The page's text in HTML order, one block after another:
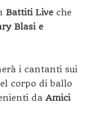
Battiti Live che
Blasi e
i cantanti sui
corpo di ballo
da Amici